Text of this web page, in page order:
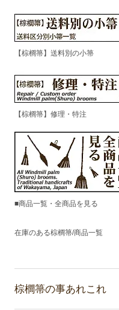
【棕櫚箒】送料別の小箒
【棕櫚箒】修理・特注
■商品一覧・全商品を見る
在庫のある棕櫚箒/商品一覧
棕櫚箒の事あれこれ